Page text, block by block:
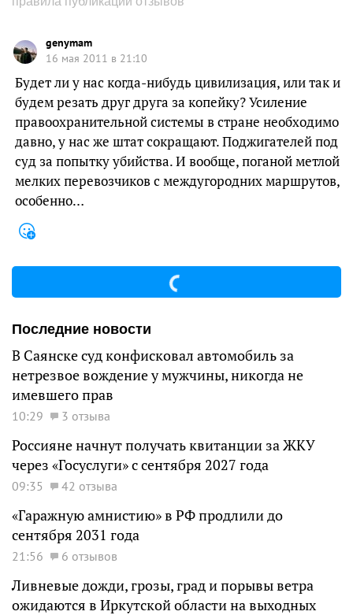
genymam
16 мая 2011 в 21:10
Будет ли у нас когда-нибудь цивилизация, или так и
будем резать друг друга за копейку? Усиление
правоохранительной системы в стране необходимо
давно, у нас же штат сокращают. Поджигателей под
суд за попытку убийства. И вообще, поганой метлой
мелких перевозчиков с междугородних маршрутов,
особенно…
Последние новости
В Саянске суд конфисковал автомобиль за
нетрезвое вождение у мужчины, никогда не
имевшего прав
10:29 3 отзыва
Россияне начнут получать квитанции за ЖКУ
через «Госуслуги» с сентября 2027 года
09:35 42 отзыва
«Гаражную амнистию» в РФ продлили до
сентября 2031 года
21:56 6 отзывов
Ливневые дожди, грозы, град и порывы ветра
ожидаются в Иркутской области на выходных